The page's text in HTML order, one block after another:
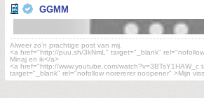
GGMM
Alweer zo'n prachtige post van mij.
<a href="http://puu.sh/3kNmL" target="_blank"
Minaj en ik</a>
<a href="http://www.youtube.com/watch?v=3BTsY1HAW_c
target="_blank" rel="nofollow norererer noopener" >Mijn